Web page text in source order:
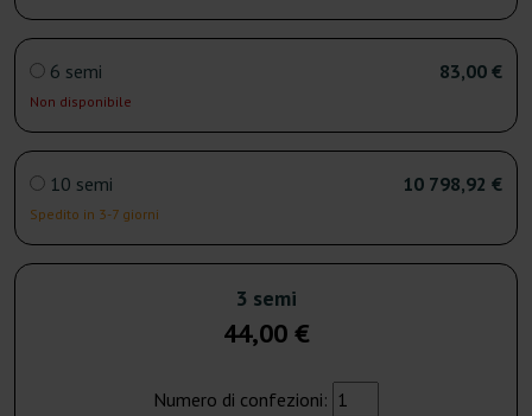
6 semi
Non disponibile
83,00 €
10 semi
Spedito in 3-7 giorni
10 798,92 €
3 semi
44,00 €
Numero di confezioni: